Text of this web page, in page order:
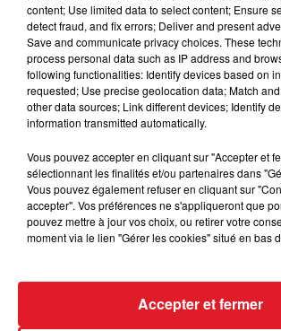
13 mars 2025
SYLVIE
SANS REGRETS
Sylvie Vartan,
française, a
de sa carrière
Palais des
1 2 3 4
TITRES DIFFUSÉS
content; Use limited data to select content; Ensure
detect fraud, and fix errors; Deliver and present
Save and communicate privacy choices. These
process personal data such as IP address and
following functionalities: Identify devices based on
requested; Use precise geolocation data; Match
other data sources; Link different devices; Identify
information transmitted automatically.
Vous pouvez accepter en cliquant sur "Accepter et
sélectionnant les finalités et/ou partenaires dans
Vous pouvez également refuser en cliquant sur
accepter". Vos préférences ne s'appliqueront que
pouvez mettre à jour vos choix, ou retirer votre
moment via le lien "Gérer les cookies" situé en bas
Accepter et fermer